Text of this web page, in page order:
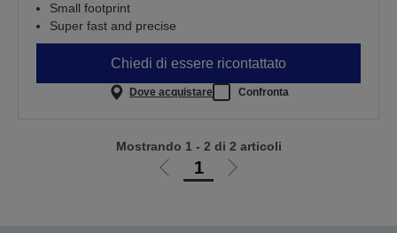
Small footprint
Super fast and precise
Chiedi di essere ricontattato
Dove acquistare Confronta
Vai 1
Vai
Mostrando 1 - 2 di 2 articoli